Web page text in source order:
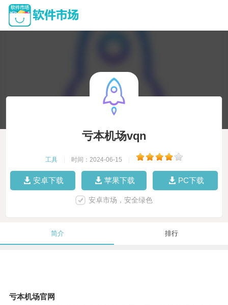
亏本机场vqn
工具 时间：2024-06-15
安卓下载 苹果下载 PC下载
安卓市场，安全绿色
简介 排行
亏本机场官网